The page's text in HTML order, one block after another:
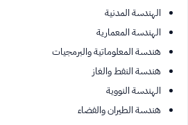
الهندسة المدنية
الهندسة المعمارية
هندسة المعلوماتية والبرمجيات
هندسة النفط والغاز
الهندسة النووية
هندسة الطيران والفضاء